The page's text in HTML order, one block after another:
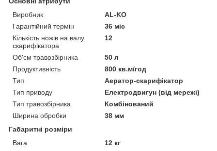
Виробник
AL-KO
Гарантійний термін
36 міс
Кількість ножів на валу
скарифікатора
12
Об'єм травозбірника
50 л
Продуктивність
800 кв.м/год
Тип
Аератор-скарифікатор
Тип приводу
Електродвигун (від мережі)
Тип травозбірника
Комбінований
Ширина обробки
38 мм
Габаритні розміри
Вага
12 кг